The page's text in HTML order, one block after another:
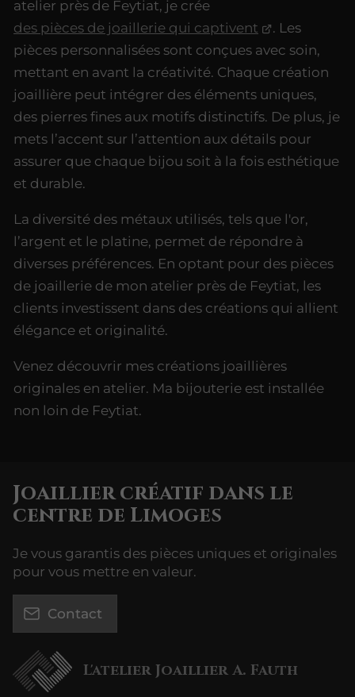
atelier près de Feytiat, je crée
des pièces de joaillerie qui captivent
. Les
pièces personnalisées sont conçues avec soin,
mettant en avant la créativité. Chaque création
joaillière peut intégrer des éléments uniques,
des pierres fines aux motifs distinctifs. De plus, je
mets l’accent sur l’attention aux détails pour
assurer que chaque bijou soit à la fois esthétique
et durable.
La diversité des métaux utilisés, tels que l'or,
l’argent et le platine, permet de répondre à
diverses préférences. En optant pour des pièces
de joaillerie de mon atelier près de Feytiat, les
clients investissent dans des créations qui allient
élégance et originalité.
Venez découvrir mes créations joaillières
originales en atelier. Ma bijouterie est installée
non loin de Feytiat.
L'atelier Joaillier A. Fauth
Joaillier créatif dans le
centre de Limoges
Je vous garantis des pièces uniques et originales
pour vous mettre en valeur.
Contact